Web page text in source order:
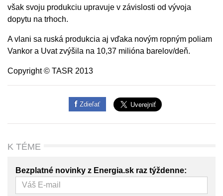
však svoju produkciu upravuje v závislosti od vývoja
dopytu na trhoch.
A vlani sa ruská produkcia aj vďaka novým ropným poliam
Vankor a Uvat zvýšila na 10,37 milióna barelov/deň.
Copyright © TASR 2013
Zdieľať
K TÉME
Bezplatné novinky z Energia.sk raz týždenne: